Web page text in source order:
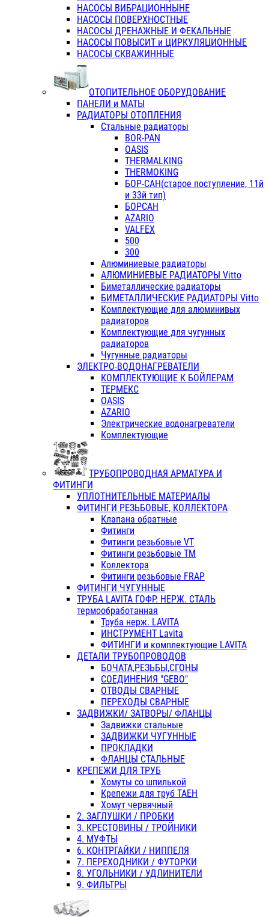
НАСОСЫ ВИБРАЦИОННЫНЕ
НАСОСЫ ПОВЕРХНОСТНЫЕ
НАСОСЫ ДРЕНАЖНЫЕ И ФЕКАЛЬНЫЕ
НАСОСЫ ПОВЫСИТ и ЦИРКУЛЯЦИОННЫЕ
НАСОСЫ СКВАЖИННЫЕ
ОТОПИТЕЛЬНОЕ ОБОРУДОВАНИЕ
ПАНЕЛИ и МАТЫ
РАДИАТОРЫ ОТОПЛЕНИЯ
Стальные радиаторы
BOR-PAN
OASIS
THERMALKING
THERMOKING
БОР-САН(старое поступление, 11й
и 33й тип)
БОРСАН
AZARIO
VALFEX
500
300
Алюминиевые радиаторы
АЛЮМИНИЕВЫЕ РАДИАТОРЫ Vitto
Биметаллические радиаторы
БИМЕТАЛЛИЧЕСКИЕ РАДИАТОРЫ Vitto
Комплектующие для алюминивых
радиаторов
Комплектующие для чугунных
радиаторов
Чугунные радиаторы
ЭЛЕКТРО-ВОДОНАГРЕВАТЕЛИ
КОМПЛЕКТУЮЩИЕ К БОЙЛЕРАМ
ТЕРМЕКС
OASIS
AZARIO
Электрические водонагреватели
Комплектующие
ТРУБОПРОВОДНАЯ АРМАТУРА И
ФИТИНГИ
УПЛОТНИТЕЛЬНЫЕ МАТЕРИАЛЫ
ФИТИНГИ РЕЗЬБОВЫЕ, КОЛЛЕКТОРА
Клапана обратные
Фитинги
Фитинги резьбовые VT
Фитинги резьбовые ТМ
Коллектора
Фитинги резьбовые FRAP
ФИТИНГИ ЧУГУННЫЕ
ТРУБА LAVITA ГОФР. НЕРЖ. СТАЛЬ
термообработанная
Труба нерж. LAVITA
ИНСТРУМЕНТ Lavita
ФИТИНГИ и комплектующие LAVITA
ДЕТАЛИ ТРУБОПРОВОДОВ
БОЧАТА,РЕЗЬБЫ,СГОНЫ
СОЕДИНЕНИЯ "GEBO"
ОТВОДЫ СВАРНЫЕ
ПЕРЕХОДЫ СВАРНЫЕ
ЗАДВИЖКИ/ ЗАТВОРЫ/ ФЛАНЦЫ
Задвижки стальные
ЗАДВИЖКИ ЧУГУННЫЕ
ПРОКЛАДКИ
ФЛАНЦЫ СТАЛЬНЫЕ
КРЕПЕЖИ ДЛЯ ТРУБ
Хомуты со шпилькой
Крепежи для труб ТАЕН
Хомут червячный
2. ЗАГЛУШКИ / ПРОБКИ
3. КРЕСТОВИНЫ / ТРОЙНИКИ
4. МУФТЫ
6. КОНТРГАЙКИ / НИППЕЛЯ
7. ПЕРЕХОДНИКИ / ФУТОРКИ
8. УГОЛЬНИКИ / УДЛИНИТЕЛИ
9. ФИЛЬТРЫ